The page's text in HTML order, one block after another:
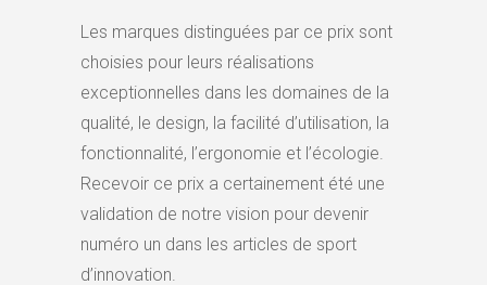
Les marques distinguées par ce prix sont
choisies pour leurs réalisations
exceptionnelles dans les domaines de la
qualité, le design, la facilité d’utilisation, la
fonctionnalité, l’ergonomie et l’écologie.
Recevoir ce prix a certainement été une
validation de notre vision pour devenir
numéro un dans les articles de sport
d’innovation.